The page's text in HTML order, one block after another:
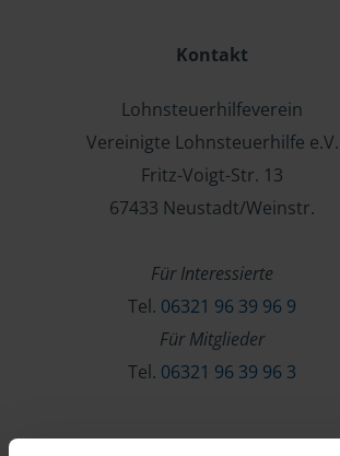
Kontakt
Lohnsteuerhilfeverein
Vereinigte Lohnsteuerhilfe e.V.
Fritz-Voigt-Str. 13
67433 Neustadt/Weinstr.
Für Interessierte
Tel. 06321 96 39 96 9
Für Mitglieder
Tel. 06321 96 39 96 3